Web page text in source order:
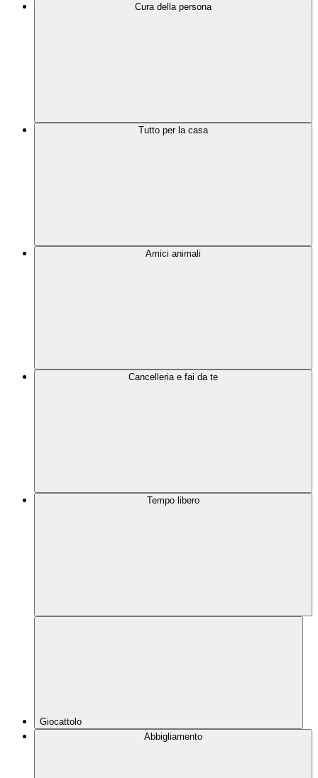
Cura della persona
Tutto per la casa
Amici animali
Cancelleria e fai da te
Tempo libero
Giocattolo
Abbigliamento